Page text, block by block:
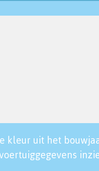
kleur uit het